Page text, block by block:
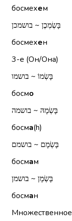
босмехем
בָּשְׂמְכֶן ~ בושמכן
босмехен
3-е (Он/Она)
בָּשְׂמוֹ ~ בושמו
босмо
בָּשְׂמָהּ ~ בושמה
босма(h)
בָּשְׂמָם ~ בושמם
босмам
בָּשְׂמָן ~ בושמן
босман
Множественное